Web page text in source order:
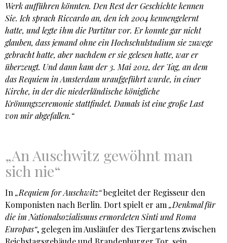
Werk aufführen könnten. Den Rest der Geschichte kennen
Sie. Ich sprach Riccardo an, den ich 2004 kennengelernt
hatte, und legte ihm die Partitur vor. Er konnte gar nicht
glauben, dass jemand ohne ein Hochschulstudium sie zuwege
gebracht hatte, aber nachdem er sie gelesen hatte, war er
überzeugt. Und dann kam der 3. Mai 2012, der Tag, an dem
das Requiem in Amsterdam uraufgeführt wurde, in einer
Kirche, in der die niederländische königliche
Krönungszeremonie stattfindet. Damals ist eine große Last
von mir abgefallen.“
„An Auschwitz gewöhnt man
sich nie“
In „Requiem for Auschwitz“begleitet der Regisseur den
Komponisten nach Berlin. Dort spielt er am „Denkmal für
die im Nationalsozialismus ermordeten Sinti und Roma
Europas“, gelegen im Ausläufer des Tiergartens zwischen